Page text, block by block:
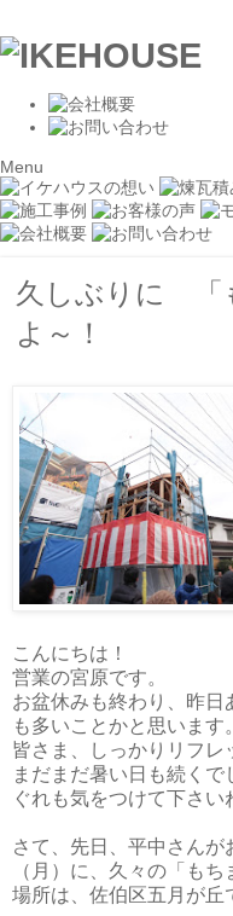
Menu
久しぶりに 「
よ～！
こんにちは！
営業の宮原です。
お盆休みも終わり、昨
も多いことかと思います。
皆さま、しっかりリフレ
まだまだ暑い日も続く
ぐれも気をつけて下さい
さて、先日、平中さんが
（月）に、久々の「もち
場所は、佐伯区五月が丘